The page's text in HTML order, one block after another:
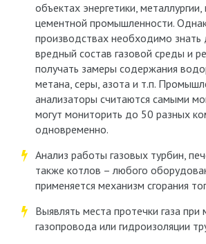
объектах энергетики,
цементной промышленности.
производствах необходимо знать
вредный состав газовой среды и
получать замеры содержания
метана, серы, азота и т.п.
анализаторы считаются самыми
могут мониторить до 50 разных
одновременно.
Анализ работы газовых турбин,
также котлов – любого
применяется механизм сгорания
Выявлять места протечки газа
газопровода или гидроизоляции